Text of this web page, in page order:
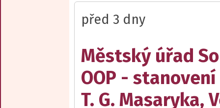
před 3 dny
Městský úřad
OOP -
T. G. Masaryka,